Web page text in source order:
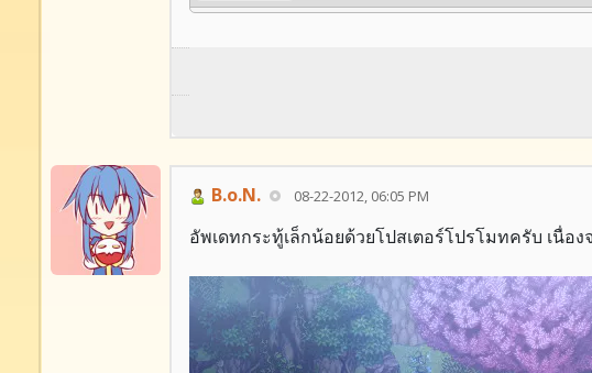
B.o.N. 08-22-2012, 06:05 PM
อัพเดทกระทู้เล็กน้อยด้วยโปสเตอร์โปรโมทครับ เนื่อ